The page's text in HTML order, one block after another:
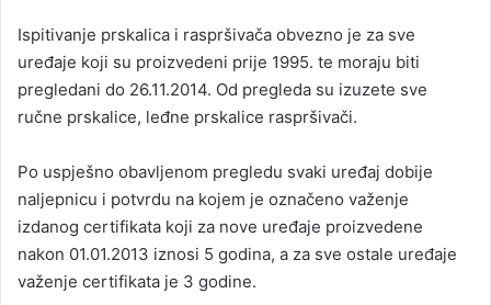
Ispitivanje prskalica i raspršivača obvezno je za sve
uređaje koji su proizvedeni prije 1995. te moraju biti
pregledani do 26.11.2014. Od pregleda su izuzete sve
ručne prskalice, leđne prskalice raspršivači.
Po uspješno obavljenom pregledu svaki uređaj dobije
naljepnicu i potvrdu na kojem je označeno važenje
izdanog certifikata koji za nove uređaje proizvedene
nakon 01.01.2013 iznosi 5 godina, a za sve ostale uređaje
važenje certifikata je 3 godine.